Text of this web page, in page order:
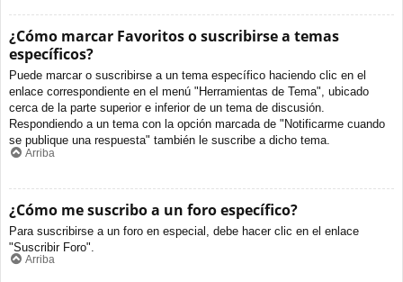
¿Cómo marcar Favoritos o suscribirse a temas
específicos?
Puede marcar o suscribirse a un tema específico haciendo clic en el
enlace correspondiente en el menú "Herramientas de Tema", ubicado
cerca de la parte superior e inferior de un tema de discusión.
Respondiendo a un tema con la opción marcada de "Notificarme cuando
se publique una respuesta" también le suscribe a dicho tema.
Arriba
¿Cómo me suscribo a un foro específico?
Para suscribirse a un foro en especial, debe hacer clic en el enlace
"Suscribir Foro".
Arriba